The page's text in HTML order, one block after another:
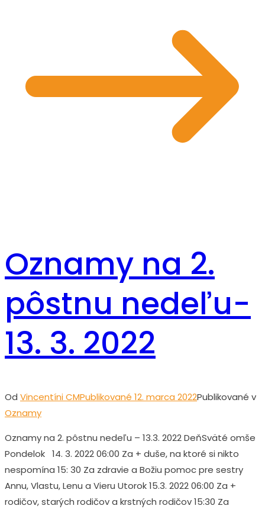
Oznamy na 2.
pôstnu nedeľu-
13. 3. 2022
Od Vincentíni CMPublikované 12. marca 2022Publikované v
Oznamy
Oznamy na 2. pôstnu nedeľu – 13.3. 2022 DeňSväté omše
Pondelok 14. 3. 2022 06:00 Za + duše, na ktoré si nikto
nespomína 15: 30 Za zdravie a Božiu pomoc pre sestry
Annu, Vlastu, Lenu a Vieru Utorok 15.3. 2022 06:00 Za +
rodičov, starých rodičov a krstných rodičov 15:30 Za